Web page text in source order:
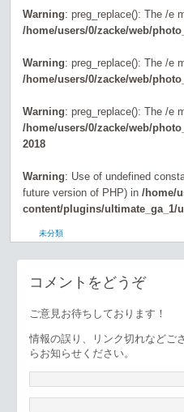
Warning: preg_replace(): The /e
/home/users/0/zacke/web/
Warning: preg_replace(): The /e
/home/users/0/zacke/web/
Warning: preg_replace(): The /e
/home/users/0/zacke/web/
2018
Warning: Use of undefined
future version of PHP) in /home/
content/plugins/ultimate_ga_1/
未分類
コメントをどうぞ
ご意見お待ちしております！
情報の誤り、リンク切れなどご
らお知らせください。